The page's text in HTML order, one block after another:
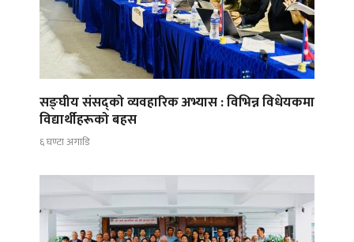
सङ्घीय संसद्को व्यवहारिक अभ्यास : विभिन्न विधेयकमा
विद्यार्थीहरूको बहस
६ घण्टा अगाडि